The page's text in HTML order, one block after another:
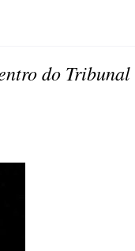
do Tribunal